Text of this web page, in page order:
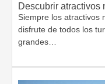
Descubrir atractivos
Siempre los atractivos
disfrute de todos los
grandes…